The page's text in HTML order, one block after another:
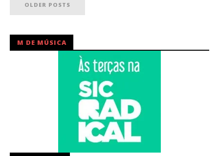
OLDER POSTS
M DE MÚSICA